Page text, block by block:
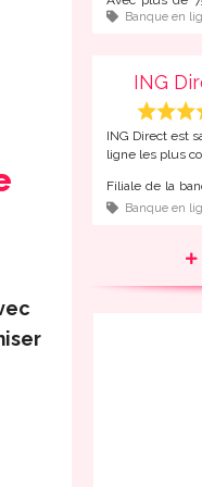
milliards
ING Direct.
Banque en
ING
ING Direct est
ligne les plus
Filiale de la
ING Direct
travers le
banque en
Banque en